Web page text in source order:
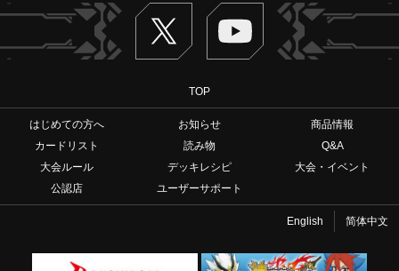
Twitter ヴァンガードch
TOP
はじめての方へ お知らせ
商品情報
カードリスト
読み物
Q&A
大会ルール
デッキレシピ
大会・イベント
公認店
ユーザーサポート
English 简体中文